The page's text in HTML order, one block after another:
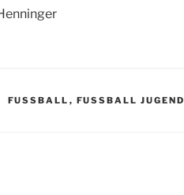
KATEGORIEN
FUSSBALL , FUSSBALL JUGEND